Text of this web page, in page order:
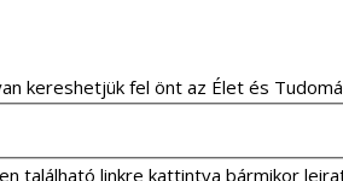
kereshetjük fel önt az Élet és
található linkre kattintva bármikor